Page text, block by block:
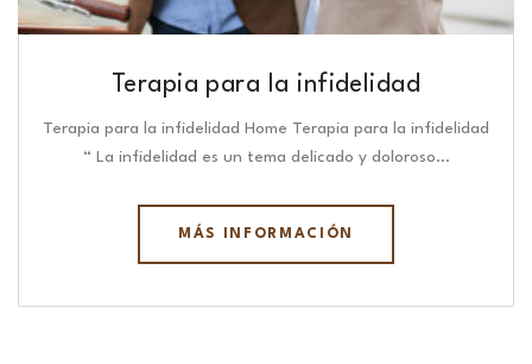
Terapia para la infidelidad
Terapia para la infidelidad Home Terapia para la infidelidad
“ La infidelidad es un tema delicado y doloroso…
MÁS INFORMACIÓN